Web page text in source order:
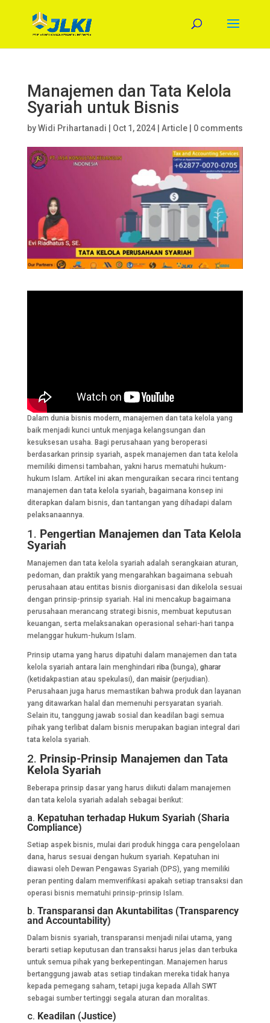
Manajemen dan Tata Kelola
Syariah untuk Bisnis
byWidi Prihartanadi Oct 1, 2024| Article| 0 comments
Dalam dunia bisnis modern, manajemen dan tata kelola yang
baik menjadi kunci untuk menjaga kelangsungan dan
kesuksesan usaha. Bagi perusahaan yang beroperasi
berdasarkan prinsip syariah, aspek manajemen dan tata kelola
memiliki dimensi tambahan, yakni harus mematuhi hukum-
hukum Islam. Artikel ini akan menguraikan secara rinci tentang
manajemen dan tata kelola syariah, bagaimana konsep ini
diterapkan dalam bisnis, dan tantangan yang dihadapi dalam
pelaksanaannya.
1. Pengertian Manajemen dan Tata Kelola
Syariah
Manajemen dan tata kelola syariah adalah serangkaian aturan,
pedoman, dan praktik yang mengarahkan bagaimana sebuah
perusahaan atau entitas bisnis diorganisasi dan dikelola sesuai
dengan prinsip-prinsip syariah. Hal ini mencakup bagaimana
perusahaan merancang strategi bisnis, membuat keputusan
keuangan, serta melaksanakan operasional sehari-hari tanpa
melanggar hukum-hukum Islam.
Prinsip utama yang harus dipatuhi dalam manajemen dan tata
kelola syariah antara lain menghindari riba(bunga), gharar
(ketidakpastian atau spekulasi), dan maisir(perjudian).
Perusahaan juga harus memastikan bahwa produk dan layanan
yang ditawarkan halal dan memenuhi persyaratan syariah.
Selain itu, tanggung jawab sosial dan keadilan bagi semua
pihak yang terlibat dalam bisnis merupakan bagian integral dari
tata kelola syariah.
2. Prinsip-Prinsip Manajemen dan Tata
Kelola Syariah
Beberapa prinsip dasar yang harus diikuti dalam manajemen
dan tata kelola syariah adalah sebagai berikut:
a. Kepatuhan terhadap Hukum Syariah (Sharia
Compliance)
Setiap aspek bisnis, mulai dari produk hingga cara pengelolaan
dana, harus sesuai dengan hukum syariah. Kepatuhan ini
diawasi oleh Dewan Pengawas Syariah (DPS), yang memiliki
peran penting dalam memverifikasi apakah setiap transaksi dan
operasi bisnis mematuhi prinsip-prinsip Islam.
b. Transparansi dan Akuntabilitas (Transparency
and Accountability)
Dalam bisnis syariah, transparansi menjadi nilai utama, yang
berarti setiap keputusan dan transaksi harus jelas dan terbuka
untuk semua pihak yang berkepentingan. Manajemen harus
bertanggung jawab atas setiap tindakan mereka tidak hanya
kepada pemegang saham, tetapi juga kepada Allah SWT
sebagai sumber tertinggi segala aturan dan moralitas.
c. Keadilan (Justice)